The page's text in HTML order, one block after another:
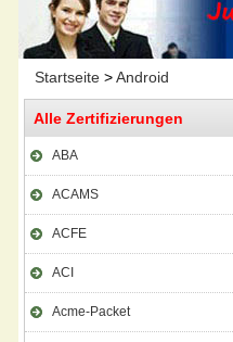
Startseite >Android
Alle Zertifizierungen
ABA
ACAMS
ACFE
ACI
Acme-Packet